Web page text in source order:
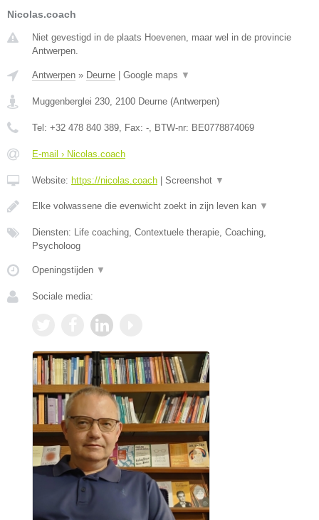
Nicolas.coach
Niet gevestigd in de plaats Hoevenen, maar wel in de provincie
Antwerpen.
Antwerpen » Deurne Google maps ▼
Muggenberglei 230, 2100 Deurne (Antwerpen)
Tel: +32 478 840 389, Fax: -, BTW-nr: BE0778874069
E-mail › Nicolas.coach
Website: https://nicolas.coach Screenshot ▼
Elke volwassene die evenwicht zoekt in zijn leven kan ▼
Diensten: Life coaching, Contextuele therapie, Coaching,
Psycholoog
Openingstijden ▼
Sociale media: